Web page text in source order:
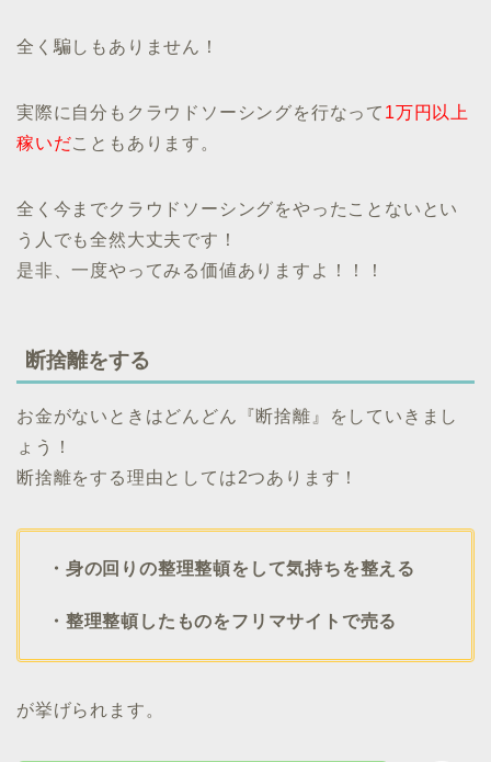
全く騙しもありません！
実際に自分もクラウドソーシングを行なって 1万円以上
稼いだこともあります。
全く今までクラウドソーシングをやったことないとい
う人でも全然大丈夫です！
是非、一度やってみる価値ありますよ！！！
断捨離をする
お金がないときはどんどん『断捨離』をしていきまし
ょう！
断捨離をする理由としては2つあります！
・身の回りの整理整頓をして気持ちを整える
・整理整頓したものをフリマサイトで売る
が挙げられます。